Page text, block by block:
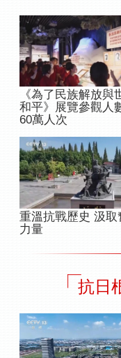
《為了民族解放與
和平》展覽參觀人
60萬人次
重溫抗戰歷史 汲取
力量
抗日